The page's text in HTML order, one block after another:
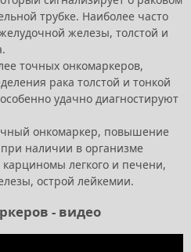
трубке. Наиболее часто
железы, толстой и
точных онкомаркеров,
рака толстой и тонкой
удачно диагностируют
онкомаркер, повышение
при наличии в организме
легкого и печени,
острой лейкемии.
- видео